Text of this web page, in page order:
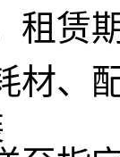
租赁
材、